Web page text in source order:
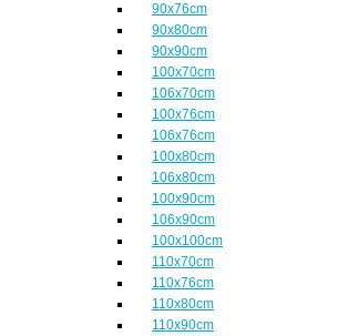
90x76cm
90x80cm
90x90cm
100x70cm
106x70cm
100x76cm
106x76cm
100x80cm
106x80cm
100x90cm
106x90cm
100x100cm
110x70cm
110x76cm
110x80cm
110x90cm